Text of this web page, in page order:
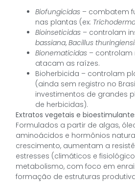
Biofungicidas – combatem
nas plantas (ex:
Bioinseticidas – controlam
bassiana, Bacillus
Bionematicidas – controlam
atacam as raízes.
Bioherbicida – controlam
(ainda sem registro no
investimentos de grandes
de herbicidas).
Extratos vegetais e
Formulados a partir de algas,
aminoácidos e hormônios
crescimento, aumentam a
estresses (climáticos e
metabolismo, com foco em
formação de estruturas